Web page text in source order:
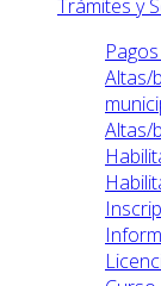
Trámites y
Altas/
Altas/